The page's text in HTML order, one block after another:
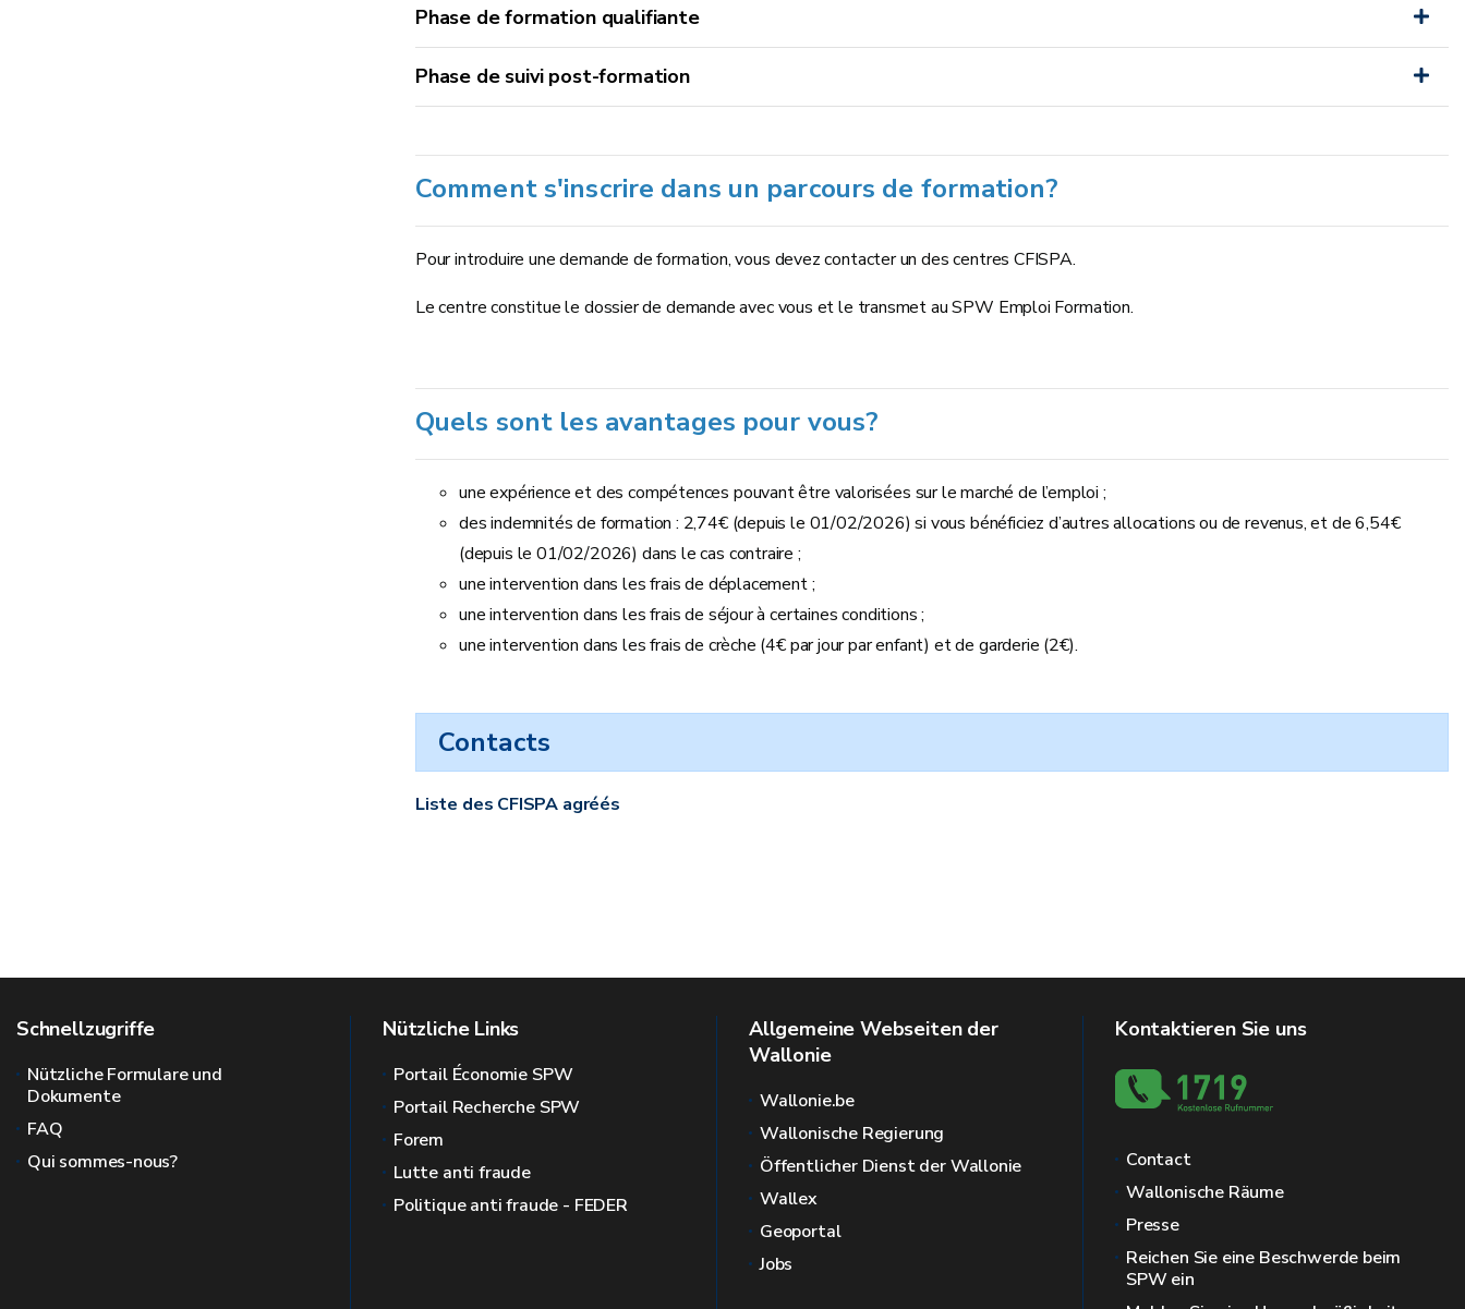
Phase de formation qualifiante
Phase de suivi post-formation
Comment s'inscrire dans un parcours de formation?
Pour introduire une demande de formation, vous devez contacter un des centres CFISPA.
Le centre constitue le dossier de demande avec vous et le transmet au SPW Emploi Formation.
Quels sont les avantages pour vous?
une expérience et des compétences pouvant être valorisées sur le marché de l’emploi ;
des indemnités de formation : 2,74€ (depuis le 01/02/2026) si vous bénéficiez d’autres allocations ou de revenus, et de 6,54€
(depuis le 01/02/2026) dans le cas contraire ;
une intervention dans les frais de déplacement ;
une intervention dans les frais de séjour à certaines conditions ;
une intervention dans les frais de crèche (4€ par jour par enfant) et de garderie (2€).
Contacts
Liste des CFISPA agréés
Schnellzugriffe
Nützliche Formulare und
Dokumente
FAQ
Qui sommes-nous?
Nützliche Links
Portail Économie SPW
Portail Recherche SPW
Forem
Lutte anti fraude
Politique anti fraude - FEDER
Allgemeine Webseiten der
Wallonie
Wallonie.be
Wallonische Regierung
Öffentlicher Dienst der Wallonie
Wallex
Geoportal
Jobs
Kontaktieren Sie uns
Contact
Wallonische Räume
Presse
Reichen Sie eine Beschwerde beim
SPW ein